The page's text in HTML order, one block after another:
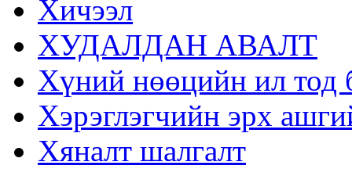
Хичээл
ХУДАЛДАН АВАЛТ
Хүний нөөцийн ил тод
Хэрэглэгчийн эрх
Хяналт шалгалт